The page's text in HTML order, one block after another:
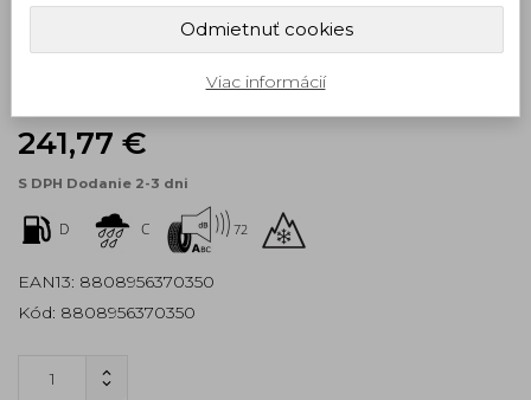
Kumho 215/75 R17,5
KRD50 126/124M TL
241,77 €
S DPH Dodanie 2-3 dni
D C 72
EAN13: 8808956370350
Kód: 8808956370350
Odmietnuť cookies
Viac informácií